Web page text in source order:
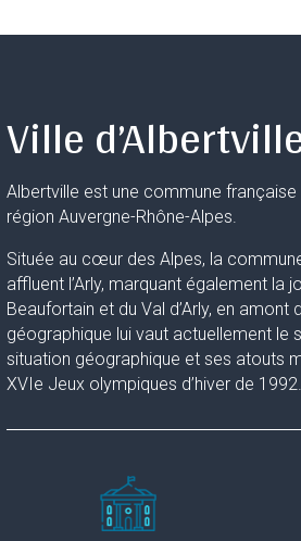
Ville
Albertville est une commune
région Auvergne-Rhône-Alpes.
Située au cœur des Alpes, la
affluent l’Arly, marquant également la
Beaufortain et du Val d’Arly, en
géographique lui vaut actuellement le
situation géographique et ses atouts
XVIe Jeux olympiques d’hiver de 1992.